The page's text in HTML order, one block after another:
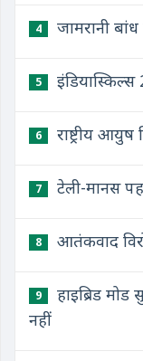
4 जामरानी
5
6 राष्ट्रीय
7 टेली-मानस
8 आतंकवाद
9
हाइब्रिड मोड
नहीं